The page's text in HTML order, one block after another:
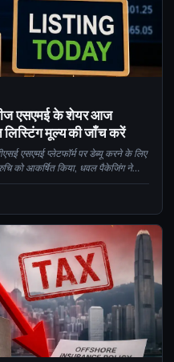
एसएमई के शेयर आज
लिस्टिंग मूल्य की जाँच करें
एसएमई प्लेटफॉर्म पर डेब्यू करने के लिए
को आकर्षित किया, धवल पैकेजिंग ने
जिसे 35.52 गुना का समर्थन मिला...